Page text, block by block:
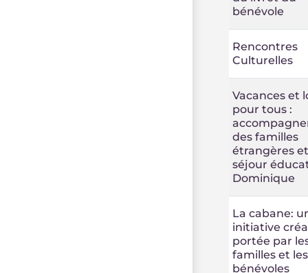
bénévole
Rencontres
Culturelles
Vacances et
pour tous :
des familles
étrangères et
séjour
Dominique
La cabane:
initiative
portée par
familles et les
bénévoles